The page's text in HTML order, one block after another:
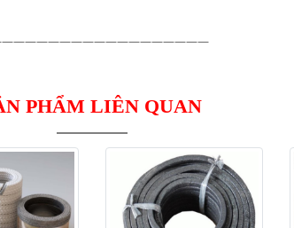
PHẨM LIÊN QUAN